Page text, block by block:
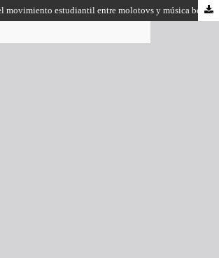
El 68 uruguayo: el movimiento estudiantil entre molotovs y música beat de Vania Markarian (2012)